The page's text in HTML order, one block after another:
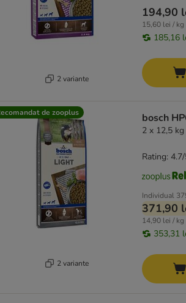
2 variante
194,90
15,60 lei / kg
185,16
de zooplus
2 variante
bosch
2 x 12,5 kg
Individual
371,90
14,90 lei / kg
353,31
Rating: